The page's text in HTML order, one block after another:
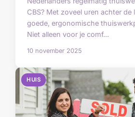
CBS? Met zoveel uren achter de
goede, ergonomische
Niet alleen voor je comf...
10 november 2025
HUIS